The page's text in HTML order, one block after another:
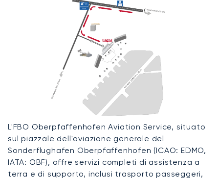
L'FBO Oberpfaffenhofen Aviation Service, situato
sul piazzale dell'aviazione generale del
Sonderflughafen Oberpfaffenhofen (ICAO: EDMO,
IATA: OBF), offre servizi completi di assistenza a
terra e di supporto, inclusi trasporto passeggeri,